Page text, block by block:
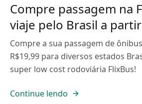
Compre passagem na
viaje pelo Brasil a
Compre a sua passagem de
R$19,99 para diversos estados
super low cost rodoviária FlixBus!
Continue lendo